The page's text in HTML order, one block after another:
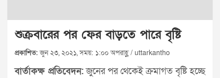
শুক্রবারের পর ফের বাড়তে পারে বৃষ্টি
প্রকাশিত:জুন ২৩, ২০২১, সময়: ১:০০ অপরাহ্ণ / uttarkantho
বার্তাকক্ষ প্রতিবেদন:জুনের পর থেকেই ক্রমাগত বৃষ্টি হচ্ছে